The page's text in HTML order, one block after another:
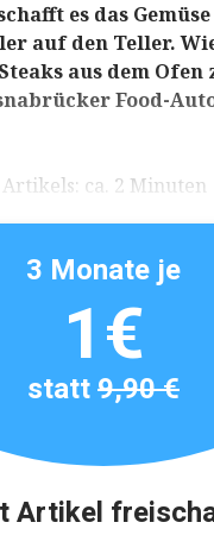
es das
auf den Teller.
aus dem
Food-
ca. 2 Minuten
Artikel
3 Monate je
1€
statt9,90 €